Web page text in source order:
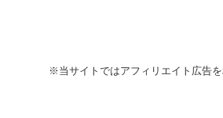
※当サイトではアフィリエイト広告を